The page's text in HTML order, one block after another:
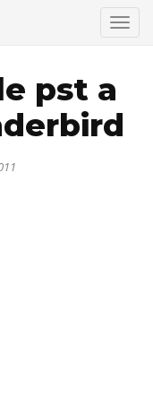
pst a